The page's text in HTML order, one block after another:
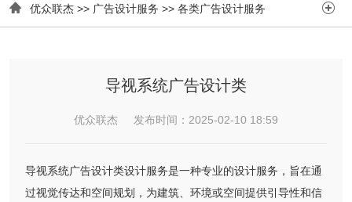
 优众联杰 >> 广告设计服务 >> 各类广告设计服务 
导视系统广告设计类
优众联杰 发布时间：2025-02-10 18:59
导视系统广告设计类设计服务是一种专业的设计服务，旨在通
过视觉传达和空间规划，为建筑、环境或空间提供引导性和信